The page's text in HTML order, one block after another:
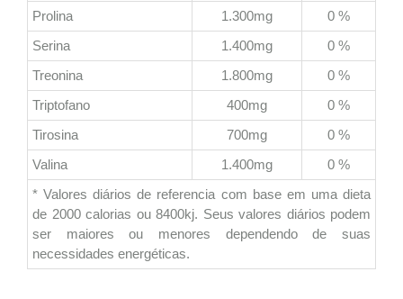
Prolina
1.300mg
0 %
Serina
1.400mg
0 %
Treonina
1.800mg
0 %
Triptofano
400mg
0 %
Tirosina
700mg
0 %
Valina
1.400mg
0 %
* Valores diários de referencia com base em uma dieta
de 2000 calorias ou 8400kj. Seus valores diários podem
ser maiores ou menores dependendo de suas
necessidades energéticas.